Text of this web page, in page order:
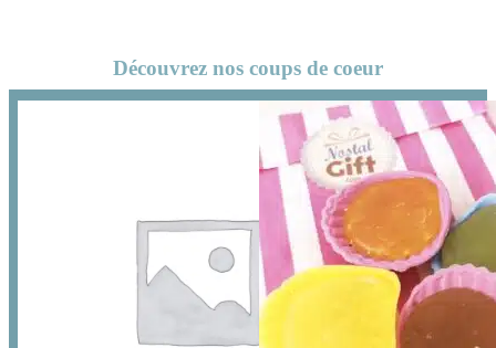
Découvrez nos coups de coeur